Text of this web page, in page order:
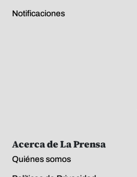
Notificaciones
Acerca de La Prensa
Quiénes somos